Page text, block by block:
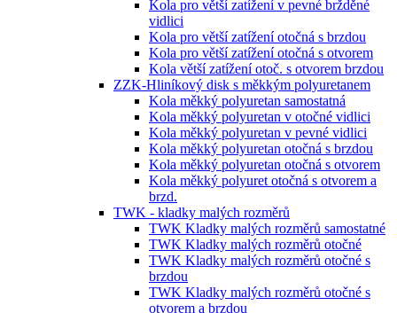
Kola pro větší zatížení v pevné bržděné
vidlici
Kola pro větší zatížení otočná s brzdou
Kola pro větší zatížení otočná s otvorem
Kola větší zatížení otoč. s otvorem brzdou
ZZK-Hliníkový disk s měkkým polyuretanem
Kola měkký polyuretan samostatná
Kola měkký polyuretan v otočné vidlici
Kola měkký polyuretan v pevné vidlici
Kola měkký polyuretan otočná s brzdou
Kola měkký polyuretan otočná s otvorem
Kola měkký polyuret otočná s otvorem a
brzd.
TWK - kladky malých rozměrů
TWK Kladky malých rozměrů samostatné
TWK Kladky malých rozměrů otočné
TWK Kladky malých rozměrů otočné s
brzdou
TWK Kladky malých rozměrů otočné s
otvorem a brzdou